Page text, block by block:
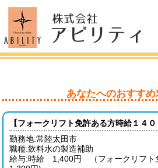
あなたへのおすす
【フォークリフト免許ある方時給１４
勤務地:常陸太田市
職種:飲料水の製造補助
給与:時給 1,400円 （フォークリフト